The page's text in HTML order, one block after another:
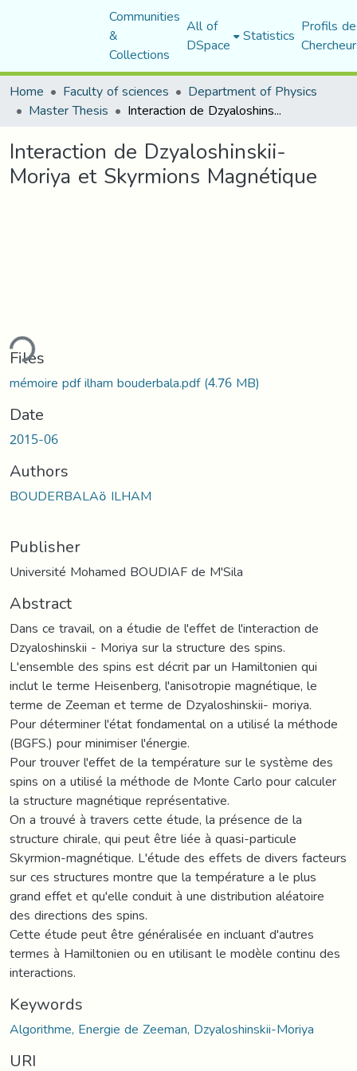
Communities
&
Collections
All of
DSpace Statistics Profils
Home
Faculty of sciences Department of Physics
Master Thesis Interaction de Dzyaloshinskii-Moriya et Skyrmions Magnétique
Interaction de Dzyaloshinskii-
Moriya et Skyrmions Magnétique
Files
mémoire pdf ilham bouderbala.pdf(4.76 MB)
Date
2015-06
Authors
BOUDERBALAة ILHAM
Publisher
Université Mohamed BOUDIAF de M'Sila
Abstract
Dans ce travail, on a étudie de l'effet de l'interaction de
Dzyaloshinskii - Moriya sur la structure des spins.
L'ensemble des spins est décrit par un Hamiltonien qui
inclut le terme Heisenberg, l'anisotropie magnétique, le
terme de Zeeman et terme de Dzyaloshinskii- moriya.
Pour déterminer l'état fondamental on a utilisé la méthode
(BGFS.) pour minimiser l'énergie.
Pour trouver l'effet de la température sur le système des
spins on a utilisé la méthode de Monte Carlo pour calculer
la structure magnétique représentative.
On a trouvé à travers cette étude, la présence de la
structure chirale, qui peut être liée à quasi-particule
Skyrmion-magnétique. L'étude des effets de divers facteurs
sur ces structures montre que la température a le plus
grand effet et qu'elle conduit à une distribution aléatoire
des directions des spins.
Cette étude peut être généralisée en incluant d'autres
termes à Hamiltonien ou en utilisant le modèle continu des
interactions.
Keywords
Algorithme, Energie de Zeeman, Dzyaloshinskii-Moriya
URI